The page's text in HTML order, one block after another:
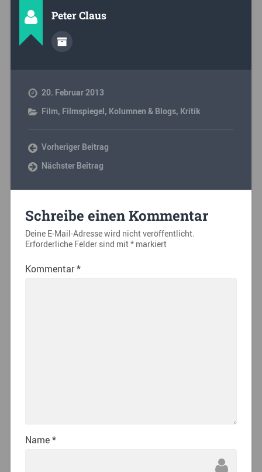
Peter Claus
20. Februar 2013
Film, Filmspiegel, Kolumnen & Blogs, Kritik
Vorheriger Beitrag
Nächster Beitrag
Schreibe einen Kommentar
Deine E-Mail-Adresse wird nicht veröffentlicht.
Erforderliche Felder sind mit*markiert
Kommentar*
Name*